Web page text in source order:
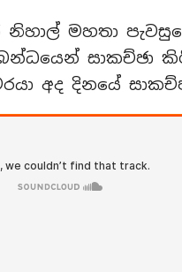
මහතා
සාකච්ඡා
අද දිනයේ